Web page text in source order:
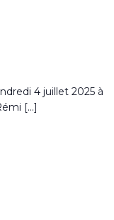
4 juillet 2025 à
[…]